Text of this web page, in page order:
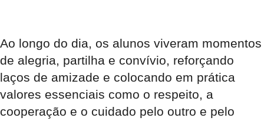
Ao longo do dia, os alunos viveram momentos
de alegria, partilha e convívio, reforçando
laços de amizade e colocando em prática
valores essenciais como o respeito, a
cooperação e o cuidado pelo outro e pelo